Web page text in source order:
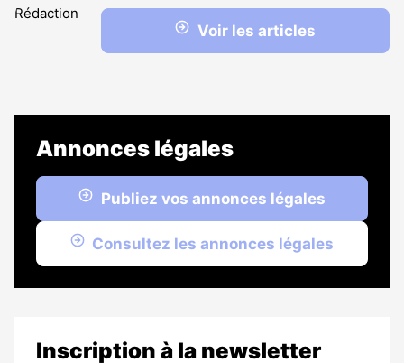
Voir les articles
Annonces légales
Publiez vos annonces légales
Consultez les annonces légales
Inscription à la newsletter